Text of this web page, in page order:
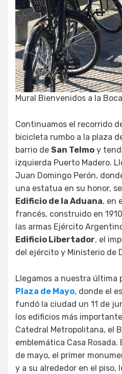
Mural Bienvenidos a la Boca
Continuamos el recorrido
bicicleta rumbo a la plaza
barrio de San Telmo y
izquierda Puerto Madero.
Juan Domingo Perón,
una estatua en su honor,
Edificio de la Aduana, en
francés, construido en
las armas Ejército
Edificio Libertador, el
del ejército y Ministerio de
Llegamos a nuestra última
Plaza de Mayo, donde el
fundó la ciudad un 11 de
los edificios más
Catedral Metropolitana, el
emblemática Casa
de mayo, el primer
y a su alrededor en el piso,